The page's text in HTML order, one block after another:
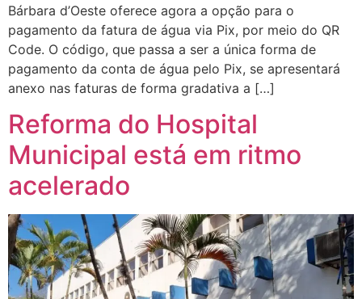
Bárbara d’Oeste oferece agora a opção para o
pagamento da fatura de água via Pix, por meio do QR
Code. O código, que passa a ser a única forma de
pagamento da conta de água pelo Pix, se apresentará
anexo nas faturas de forma gradativa a […]
Reforma do Hospital
Municipal está em ritmo
acelerado